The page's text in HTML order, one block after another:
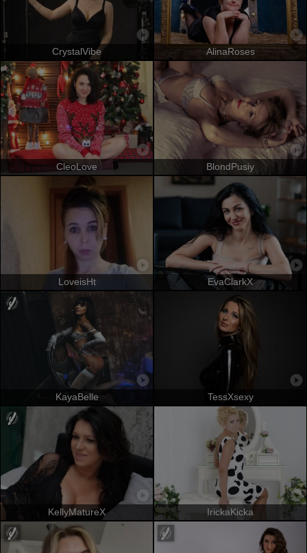
CrystalVibe AlinaRoses
CleoLove BlondPusiy
LoveisHt EvaClarkX
KayaBelle TessXsexy
KellyMatureX IrickaKicka